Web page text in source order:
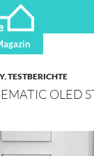
Magazin
,TESTBERICHTE
OLED